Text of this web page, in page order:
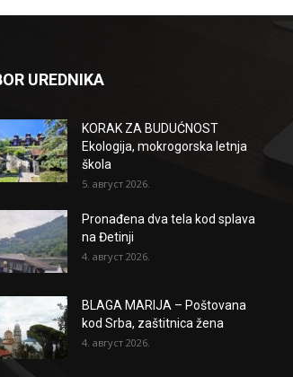
UREDNIKA
KORAK ZA BUDUĆNOST
Ekologija, mokrogorska letnja
škola
5. август 2026.
Pronađena dva tela kod splava
na Đetinji
4. август 2026.
BLAGA MARIJA – Poštovana
kod Srba, zaštitnica žena
4. август 2026.